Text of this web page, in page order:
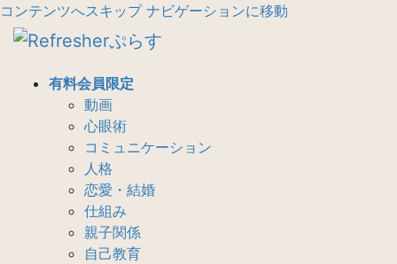
コンテンツへスキップ ナビゲーションに移動
有料会員限定
動画
心眼術
コミュニケーション
人格
恋愛・結婚
仕組み
親子関係
自己教育